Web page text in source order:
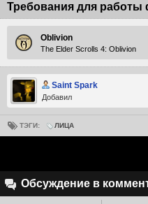
Требования для работы
Oblivion
The Elder Scrolls 4: Oblivion
Saint Spark
Добавил
ТЭГИ: ЛИЦА
Обсуждение в